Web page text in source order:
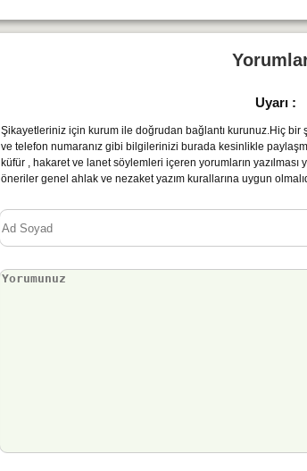
Uyarı :
Şikayetleriniz için kurum ile doğrudan bağlantı kurunuz.Hiç
ve telefon numaranız gibi bilgilerinizi burada kesinlikle
küfür , hakaret ve lanet söylemleri içeren yorumların yazılması
öneriler genel ahlak ve nezaket yazım kurallarına uygun